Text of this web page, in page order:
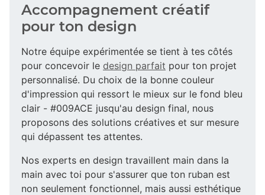
Accompagnement créatif
pour ton design
Notre équipe expérimentée se tient à tes côtés
pour concevoir le design parfait pour ton projet
personnalisé. Du choix de la bonne couleur
d'impression qui ressort le mieux sur le fond bleu
clair - #009ACE jusqu'au design final, nous
proposons des solutions créatives et sur mesure
qui dépassent tes attentes.
Nos experts en design travaillent main dans la
main avec toi pour s'assurer que ton ruban est
non seulement fonctionnel, mais aussi esthétique